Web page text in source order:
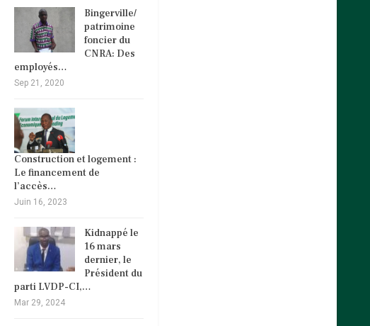
Bingerville/
patrimoine
foncier du
CNRA: Des
employés…
Sep 21, 2020
Construction et logement :
Le financement de
l’accès…
Juin 16, 2023
Kidnappé le
16 mars
dernier, le
Président du
parti LVDP-CI,…
Mar 29, 2024